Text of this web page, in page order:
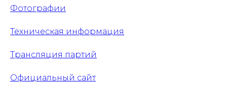
Фотографии
Техническая информация
Трансляция партий
Официальный сайт